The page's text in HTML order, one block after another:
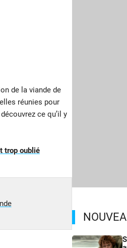
de la viande de
réunies pour
ce qu’il y
trop oublié